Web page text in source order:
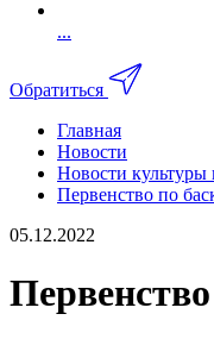
...
Обратиться
Главная
Новости
Новости культуры
Первенство по
05.12.2022